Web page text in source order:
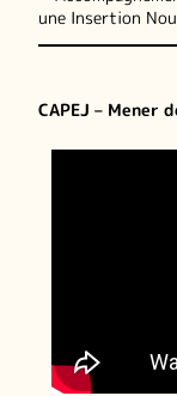
une Insertion
CAPEJ – Mener